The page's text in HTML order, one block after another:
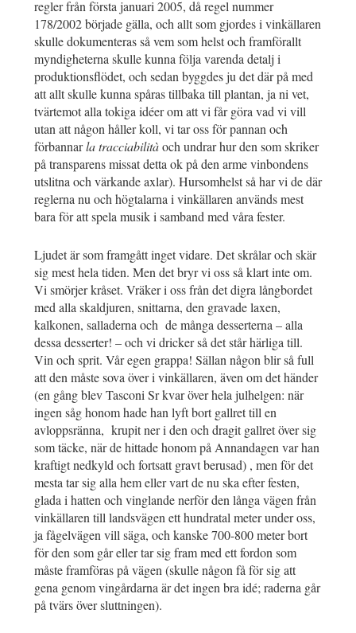
regler från första januari 2005, då regel nummer
178/2002 började gälla, och allt som gjordes i vinkällaren
skulle dokumenteras så vem som helst och framförallt
myndigheterna skulle kunna följa varenda detalj i
produktionsflödet, och sedan byggdes ju det där på med
att allt skulle kunna spåras tillbaka till plantan, ja ni vet,
tvärtemot alla tokiga idéer om att vi får göra vad vi vill
utan att någon håller koll, vi tar oss för pannan och
förbannarla tracciabilitàoch undrar hur den som skriker
på transparens missat detta ok på den arme vinbondens
utslitna och värkande axlar). Hursomhelst så har vi de där
reglerna nu och högtalarna i vinkällaren används mest
bara för att spela musik i samband med våra fester.
Ljudet är som framgått inget vidare. Det skrålar och skär
sig mest hela tiden. Men det bryr vi oss så klart inte om.
Vi smörjer kråset. Vräker i oss från det digra långbordet
med alla skaldjuren, snittarna, den gravade laxen,
kalkonen, salladerna och de många desserterna – alla
dessa desserter! – och vi dricker så det står härliga till.
Vin och sprit. Vår egen grappa! Sällan någon blir så full
att den måste sova över i vinkällaren, även om det händer
(en gång blev Tasconi Sr kvar över hela julhelgen: när
ingen såg honom hade han lyft bort gallret till en
avloppsränna, krupit ner i den och dragit gallret över sig
som täcke, när de hittade honom på Annandagen var han
kraftigt nedkyld och fortsatt gravt berusad) , men för det
mesta tar sig alla hem eller vart de nu ska efter festen,
glada i hatten och vinglande nerför den långa vägen från
vinkällaren till landsvägen ett hundratal meter under oss,
ja fågelvägen vill säga, och kanske 700-800 meter bort
för den som går eller tar sig fram med ett fordon som
måste framföras på vägen (skulle någon få för sig att
gena genom vingårdarna är det ingen bra idé; raderna går
på tvärs över sluttningen).